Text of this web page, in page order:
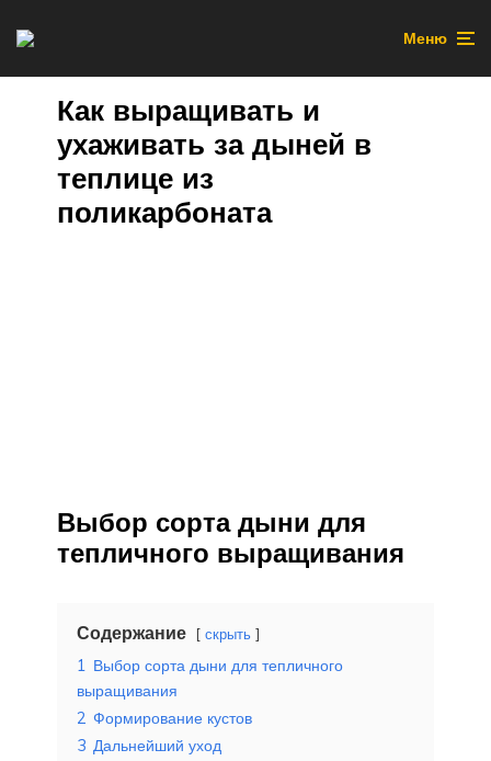
Меню
Как выращивать и
ухаживать за дыней в
теплице из
поликарбоната
Выбор сорта дыни для
тепличного выращивания
Содержание скрыть
1 Выбор сорта дыни для тепличного
выращивания
2 Формирование кустов
3 Дальнейший уход